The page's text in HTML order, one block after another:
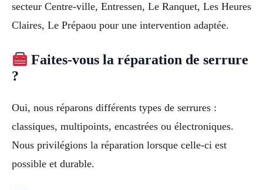
secteur Centre-ville, Entressen, Le Ranquet, Les Heures
Claires, Le Prépaou pour une intervention adaptée.
Faites-vous la réparation de serrure
?
Oui, nous réparons différents types de serrures :
classiques, multipoints, encastrées ou électroniques.
Nous privilégions la réparation lorsque celle-ci est
possible et durable.